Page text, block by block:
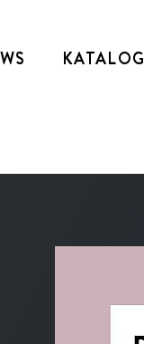
KATALOG